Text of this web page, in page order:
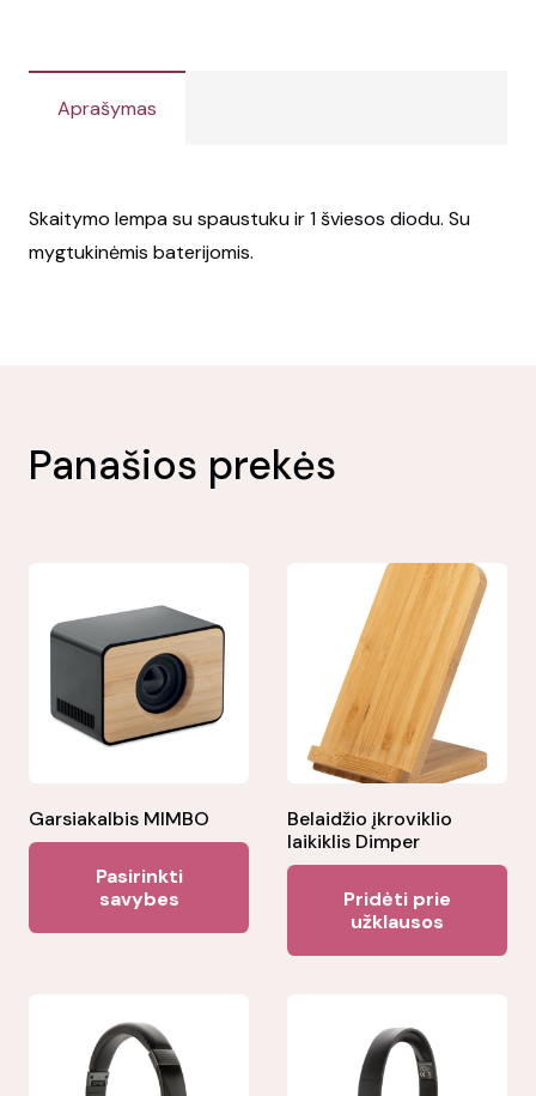
Aprašymas
Skaitymo lempa su spaustuku ir 1 šviesos diodu. Su
mygtukinėmis baterijomis.
Panašios prekės
Garsiakalbis MIMBO
Pasirinkti
savybes
This
has
multiple
Belaidžio įkroviklio
laikiklis Dimper
Pridėti prie
užklausos